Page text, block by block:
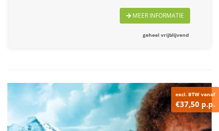
MEER INFORMATIE
geheel vrijblijvend
excl. BTW vanaf
€37,50 p.p.